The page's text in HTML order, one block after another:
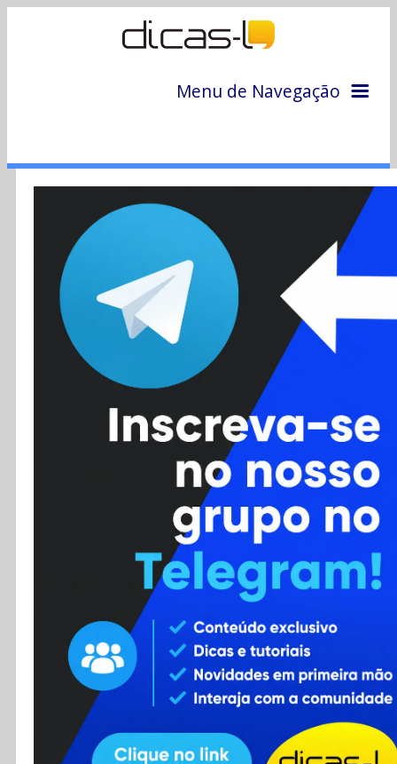
Menu de Navegação
Colunas
Colaboradores
Cursos
Enviar Dica
Contato
RSS